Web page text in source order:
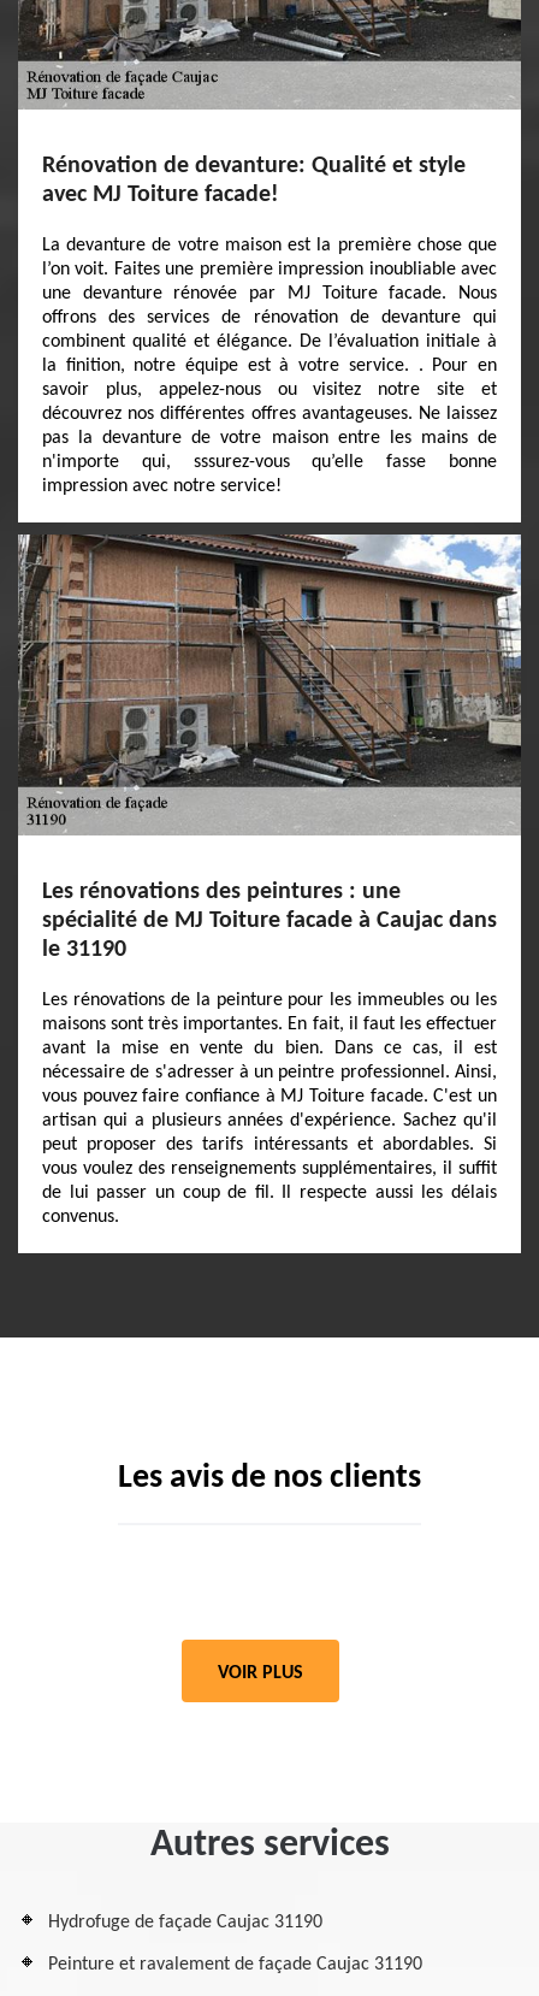
Rénovation de devanture: Qualité et style
avec MJ Toiture facade!
La devanture de votre maison est la première chose que
l’on voit. Faites une première impression inoubliable avec
une devanture rénovée par MJ Toiture facade. Nous
offrons des services de rénovation de devanture qui
combinent qualité et élégance. De l’évaluation initiale à
la finition, notre équipe est à votre service. . Pour en
savoir plus, appelez-nous ou visitez notre site et
découvrez nos différentes offres avantageuses. Ne laissez
pas la devanture de votre maison entre les mains de
n'importe qui, sssurez-vous qu’elle fasse bonne
impression avec notre service!
Les rénovations des peintures : une
spécialité de MJ Toiture facade à Caujac dans
le 31190
Les rénovations de la peinture pour les immeubles ou les
maisons sont très importantes. En fait, il faut les effectuer
avant la mise en vente du bien. Dans ce cas, il est
nécessaire de s'adresser à un peintre professionnel. Ainsi,
vous pouvez faire confiance à MJ Toiture facade. C'est un
artisan qui a plusieurs années d'expérience. Sachez qu'il
peut proposer des tarifs intéressants et abordables. Si
vous voulez des renseignements supplémentaires, il suffit
de lui passer un coup de fil. Il respecte aussi les délais
convenus.
Les avis de nos clients
VOIR PLUS
Autres services
Hydrofuge de façade Caujac 31190
Peinture et ravalement de façade Caujac 31190